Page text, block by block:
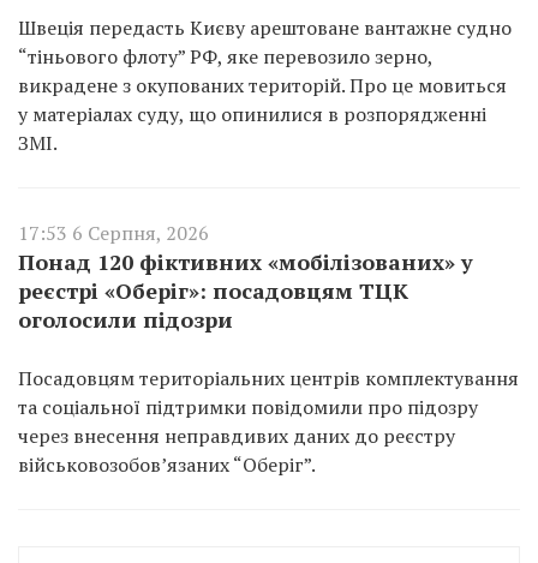
Швеція передасть Києву арештоване вантажне судно
“тіньового флоту” РФ, яке перевозило зерно,
викрадене з окупованих територій. Про це мовиться
у матеріалах суду, що опинилися в розпорядженні
ЗМІ.
17:53 6 Серпня, 2026
Понад 120 фіктивних «мобілізованих» у
реєстрі «Оберіг»: посадовцям ТЦК
оголосили підозри
Посадовцям територіальних центрів комплектування
та соціальної підтримки повідомили про підозру
через внесення неправдивих даних до реєстру
військовозобов’язаних “Оберіг”.